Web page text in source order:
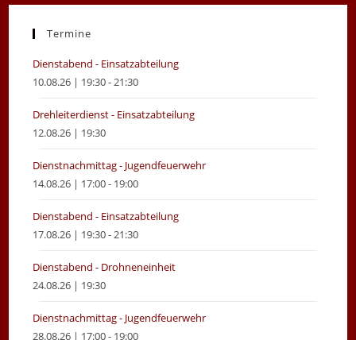
new
new
Termine
Dienstabend - Einsatzabteilung
10.08.26 | 19:30 - 21:30
Drehleiterdienst - Einsatzabteilung
12.08.26 | 19:30
Dienstnachmittag - Jugendfeuerwehr
14.08.26 | 17:00 - 19:00
Dienstabend - Einsatzabteilung
17.08.26 | 19:30 - 21:30
Dienstabend - Drohneneinheit
24.08.26 | 19:30
Dienstnachmittag - Jugendfeuerwehr
28.08.26 | 17:00 - 19:00